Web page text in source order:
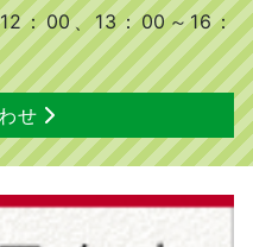
：00、13：00～16：
せ